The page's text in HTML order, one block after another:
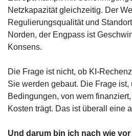
Netzkapazität gleichzeitig. Der
Regulierungsqualität und
Norden, der Engpass ist
Konsens.
Die Frage ist nicht, ob KI-
Sie werden gebaut. Die Frage ist,
Bedingungen, von wem
Kosten trägt. Das ist überall eine
Und darum bin ich nach wie